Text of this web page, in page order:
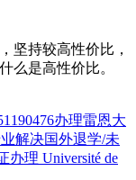
坚持较高性价比，
么是高性价比。